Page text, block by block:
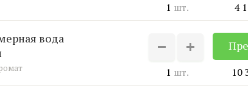
1 шт. 4
1 шт. 10